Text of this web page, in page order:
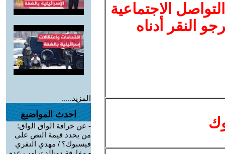
الاجتماعية
النقر أدناه
المزيد.....
احدث المواضيع
- عن خرافة الواق الواق:
من يحدد قيمة النص على
فيسبوك؟ / مهدي النفري